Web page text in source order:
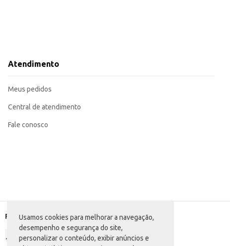
Usamos cookies para melhorar a navegação,
desempenho e segurança do site,
personalizar o conteúdo, exibir anúncios e
Atendimento
Meus pedidos
Central de atendimento
Fale conosco
Formas de pagamento